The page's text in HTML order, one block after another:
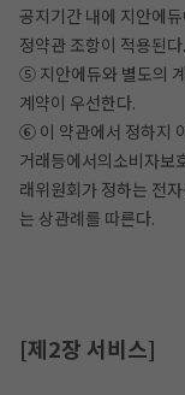
공지기간 내에 지안에
정약관 조항이 적용된다.
⑤ 지안에듀와 별도의
계약이 우선한다.
⑥ 이 약관에서 정하지
거래등에서의소비자보
래위원회가 정하는 전
는 상관례를 따른다.
[제2장 서비스]